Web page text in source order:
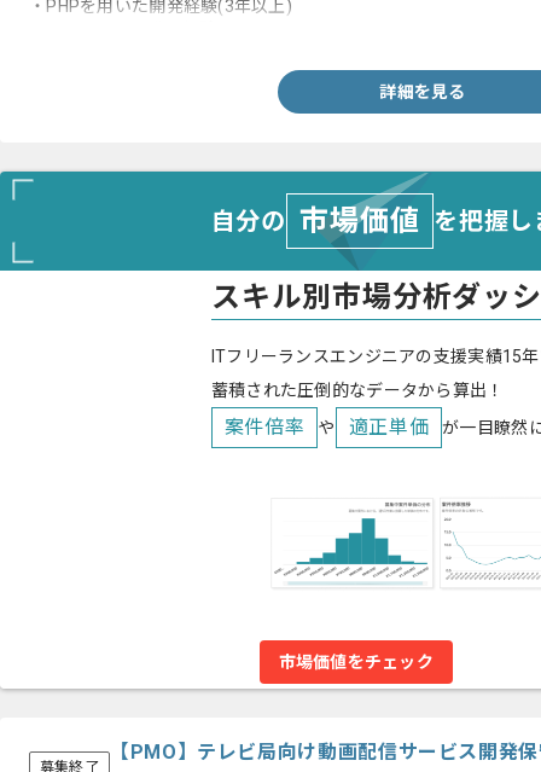
・PHPを用いた開発経験(3年以上)
詳細を見る
自分の 市場価値 を把握
スキル別市場分析ダッ
ITフリーランスエンジニアの支援実績15
蓄積された圧倒的なデータから算出！
案件倍率 や 適正単価 が一目瞭然
市場価値をチェック
募集終了
【PMO】テレビ局向け動画配信サービス開発